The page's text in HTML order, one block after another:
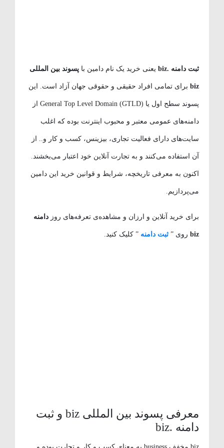
ثبت دامنه .biz یعنی خرید یک نام دامین با پسوند بین المللی
bizبرای تمامی افراد حقیقی و حقوقی جهان آزاد است. این
پسوند سطح اول یا General Top Level Domain (GTLD) از
دامنه‌های عمومی معتبر و محبوب اینترنت بوده که اغلب
سایت‌های دارای فعالیت تجاری، بیزینس، کسب و کار و.. از
آن استفاده می‌کنند و به تجارت آنلاین خود اعتبار می‌بخشند.
اکنون به معرفی تاریخچه، شرایط و قوانین خرید این دامین
می‌پردازیم.
برای خرید آنلاین و ارزان و مشاهده‌ی تعرفه‌های روز دامنه
bizروی ”ثبت دامنه” کلیک کنید.
معرفی پسوند بین المللی biz و ثبت
دامنه .biz